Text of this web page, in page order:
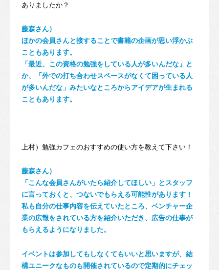
ありましたか？
藤森さん）
ほかの会員さんと接することで書籍の企画が思い浮かぶ
こともあります。
「最近、この資格の勉強をしている人が多いんだな」と
か、「外での打ち合わせスペースがなくて困っている人
が多いんだな」みたいなところからアイデアが生まれる
こともあります。
上村）勉強カフェのおすすめの使い方を教えて下さい！
藤森さん）
「こんな会員さんがいたら紹介してほしい」とスタッフ
に言っておくと、つないでもらえる可能性があります！
私も自分の仕事内容を伝えていたところ、ベンチャー企
業の広報をされている方を紹介いただき、広告の仕事が
もらえるようになりました。
イベントは参加してもしなくてもいいと思いますが、結
構ユニークなものも開催されているので定期的にチェッ